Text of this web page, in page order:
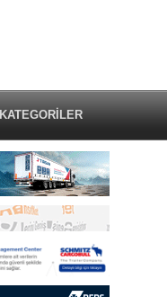
KATEGORİLER